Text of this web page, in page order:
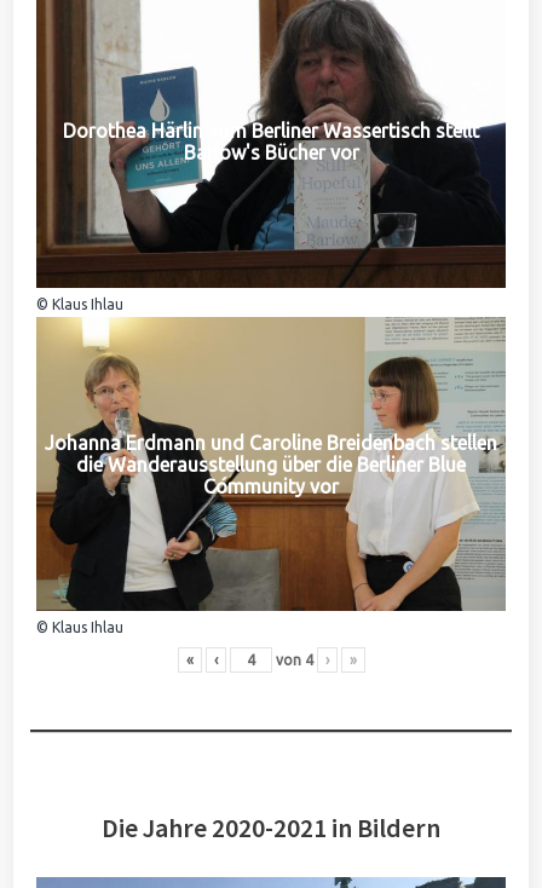
Dorothea Härlin vom Berliner Wassertisch stellt
Barlow's Bücher vor
© Klaus Ihlau
Johanna Erdmann und Caroline Breidenbach stellen
die Wanderausstellung über die Berliner Blue
Community vor
© Klaus Ihlau
« ‹ von 4 › »
Die Jahre 2020-2021 in Bildern